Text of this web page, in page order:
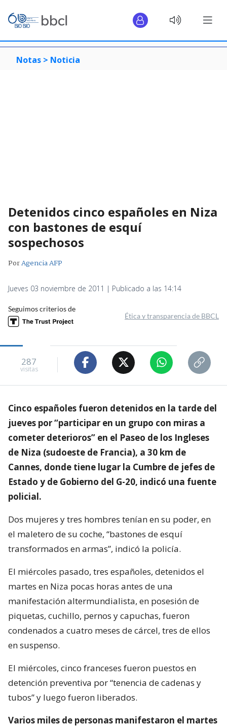
Notas > Noticia
Detenidos cinco españoles en Niza
con bastones de esquí
sospechosos
PorAgencia AFP
Jueves 03 noviembre de 2011 | Publicado a las 14:14
Seguimos criterios de
Ética y transparencia de BBCL
287
visitas
Cinco españoles fueron detenidos en la tarde del
jueves por “participar en un grupo con miras a
cometer deterioros” en el Paseo de los Ingleses
de Niza (sudoeste de Francia), a 30 km de
Cannes, donde tiene lugar la Cumbre de jefes de
Estado y de Gobierno del G-20, indicó una fuente
policial.
Dos mujeres y tres hombres tenían en su poder, en
el maletero de su coche, “bastones de esquí
transformados en armas”, indicó la policía.
El miércoles pasado, tres españoles, detenidos el
martes en Niza pocas horas antes de una
manifestación altermundialista, en posesión de
piquetas, cuchillo, pernos y capuchas, fueron
condenados a cuatro meses de cárcel, tres de ellos
en suspenso.
El miércoles, cinco franceses fueron puestos en
detención preventiva por “tenencia de cadenas y
tubos” y luego fueron liberados.
Varios miles de personas manifestaron el martes